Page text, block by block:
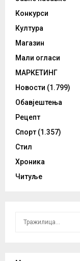
Конкурси
Култура
Магазин
Мали огласи
МАРКЕТИНГ
Новости (1.799)
Обавјештења
Рецепт
Спорт (1.357)
Стил
Хроника
Читуље